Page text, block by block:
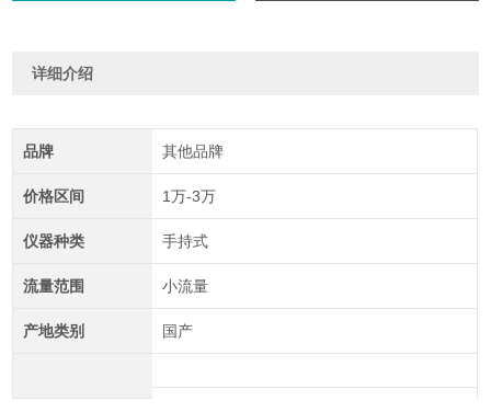
详细介绍
品牌 其他品牌
价格区间 1万-3万
仪器种类 手持式
流量范围 小流量
产地类别 国产